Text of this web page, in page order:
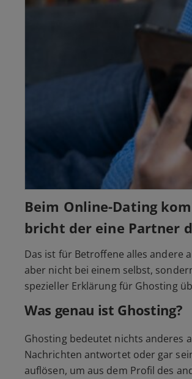
Beim Online-Dating
bricht der eine Partner
Das ist für Betroffene alles andere
aber nicht bei einem selbst,
spezieller Erklärung für Ghosting
Was genau ist Ghosting?
Ghosting bedeutet nichts anderes
Nachrichten antwortet oder gar
auflösen, um aus dem Profil des